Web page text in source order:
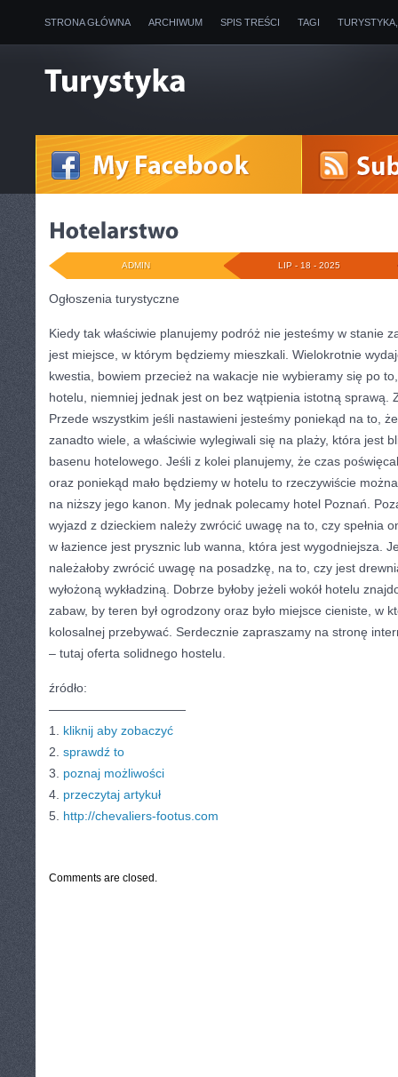
STRONA GŁÓWNA ARCHIWUM SPIS TREŚCI TAGI
LIP - 18 - 2025
ADMIN
Ogłoszenia turystyczne
Kiedy tak właściwie planujemy podróż nie jesteśmy w stanie
jest miejsce, w którym będziemy mieszkali. Wielokrotnie
kwestia, bowiem przecież na wakacje nie wybieramy się po
hotelu, niemniej jednak jest on bez wątpienia istotną sprawą.
Przede wszystkim jeśli nastawieni jesteśmy poniekąd na to,
zanadto wiele, a właściwie wylegiwali się na plaży, która jest
basenu hotelowego. Jeśli z kolei planujemy, że czas
oraz poniekąd mało będziemy w hotelu to rzeczywiście
na niższy jego kanon. My jednak polecamy hotel Poznań.
wyjazd z dzieckiem należy zwrócić uwagę na to, czy spełnia
w łazience jest prysznic lub wanna, która jest wygodniejsza.
należałoby zwrócić uwagę na posadzkę, na to, czy jest
wyłożoną wykładziną. Dobrze byłoby jeżeli wokół hotelu
zabaw, by teren był ogrodzony oraz było miejsce cieniste, w
kolosalnej przebywać. Serdecznie zapraszamy na stronę
– tutaj oferta solidnego hostelu.
źródło:
———————————
1. kliknij aby zobaczyć
2. sprawdź to
3. poznaj możliwości
4. przeczytaj artykuł
5. http://chevaliers-footus.com
Comments are closed.